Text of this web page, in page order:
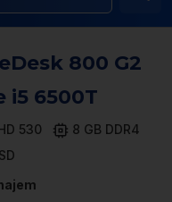
800 G2
i5 6500T
530
8 GB DDR4